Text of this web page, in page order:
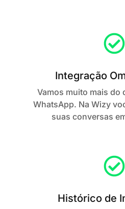
Integração
Vamos muito mais do
WhatsApp. Na Wizy
suas conversas
Histórico de